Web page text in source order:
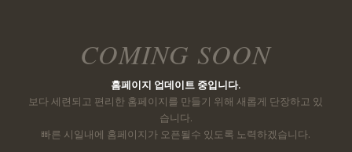
COMING SOON
홈페이지 업데이트 중입니다.
보다 세련되고 편리한 홈페이지를 만들기 위해 새롭게 단장하고 있
습니다.
빠른 시일내에 홈페이지가 오픈될수 있도록 노력하겠습니다.